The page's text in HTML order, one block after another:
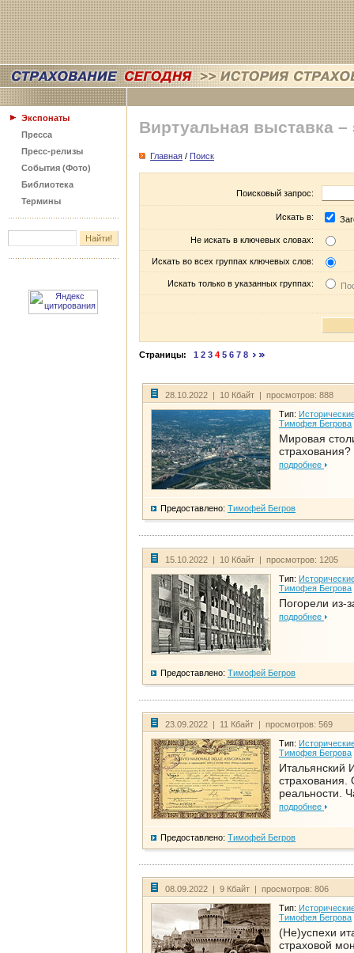
Экспонаты
Пресса
Пресс-релизы
События (Фото)
Библиотека
Термины
Виртуальная выставка –
Главная / Поиск
Поисковый запрос:
Искать в:
Не искать в ключевых словах:
Искать во всех группах ключевых слов:
Искать только в указанных группах:
Страницы: 1 2 3 4 5 6 7 8
28.10.2022 | 10 Кбайт | просмотров: 888
Тип:
Тимофея Бегрова
Мировая
страхования?
подробнее
Предоставлено: Тимофей Бегров
15.10.2022 | 10 Кбайт | просмотров: 1205
Тип:
Тимофея Бегрова
Погорели из-
подробнее
Предоставлено: Тимофей Бегров
23.09.2022 | 11 Кбайт | просмотров: 569
Тип:
Тимофея Бегрова
Итальянский
страхования.
реальности.
подробнее
Предоставлено: Тимофей Бегров
08.09.2022 | 9 Кбайт | просмотров: 806
Тип:
Тимофея Бегрова
(Не)успехи
страховой